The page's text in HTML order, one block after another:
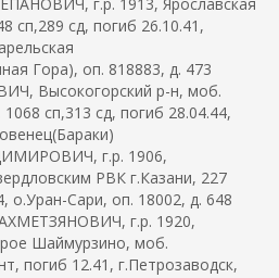
сп,289 сд, погиб 26.10.41,
Гора), оп. 818883, д. 473
Высокогорский р-н, моб.
сп,313 сд, погиб 28.04.44,
г.р. 1906,
РВК г.Казани, 227
о.Уран-Сари, оп. 18002, д. 648
г.р. 1920,
Шаймурзино, моб.
погиб 12.41, г.Петрозаводск,